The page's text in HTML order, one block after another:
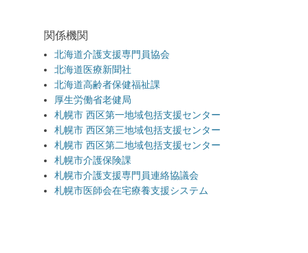
関係機関
北海道介護支援専門員協会
北海道医療新聞社
北海道高齢者保健福祉課
厚生労働省老健局
札幌市 西区第一地域包括支援センター
札幌市 西区第三地域包括支援センター
札幌市 西区第二地域包括支援センター
札幌市介護保険課
札幌市介護支援専門員連絡協議会
札幌市医師会在宅療養支援システム